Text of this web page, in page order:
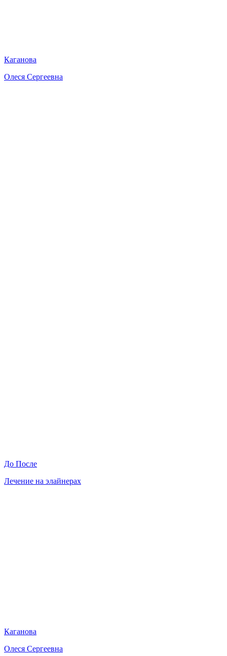
Каганова
Олеся Сергеевна
До После
Лечение на элайнерах
Каганова
Олеся Сергеевна